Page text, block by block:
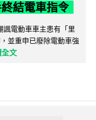
結電車指令
諷電動車車主患有「里
並重申已廢除電動車強
全文